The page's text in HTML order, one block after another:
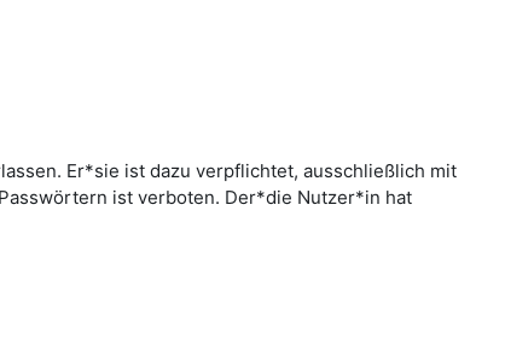
Er*sie ist dazu verpflichtet, ausschließlich mit
ist verboten. Der*die Nutzer*in hat